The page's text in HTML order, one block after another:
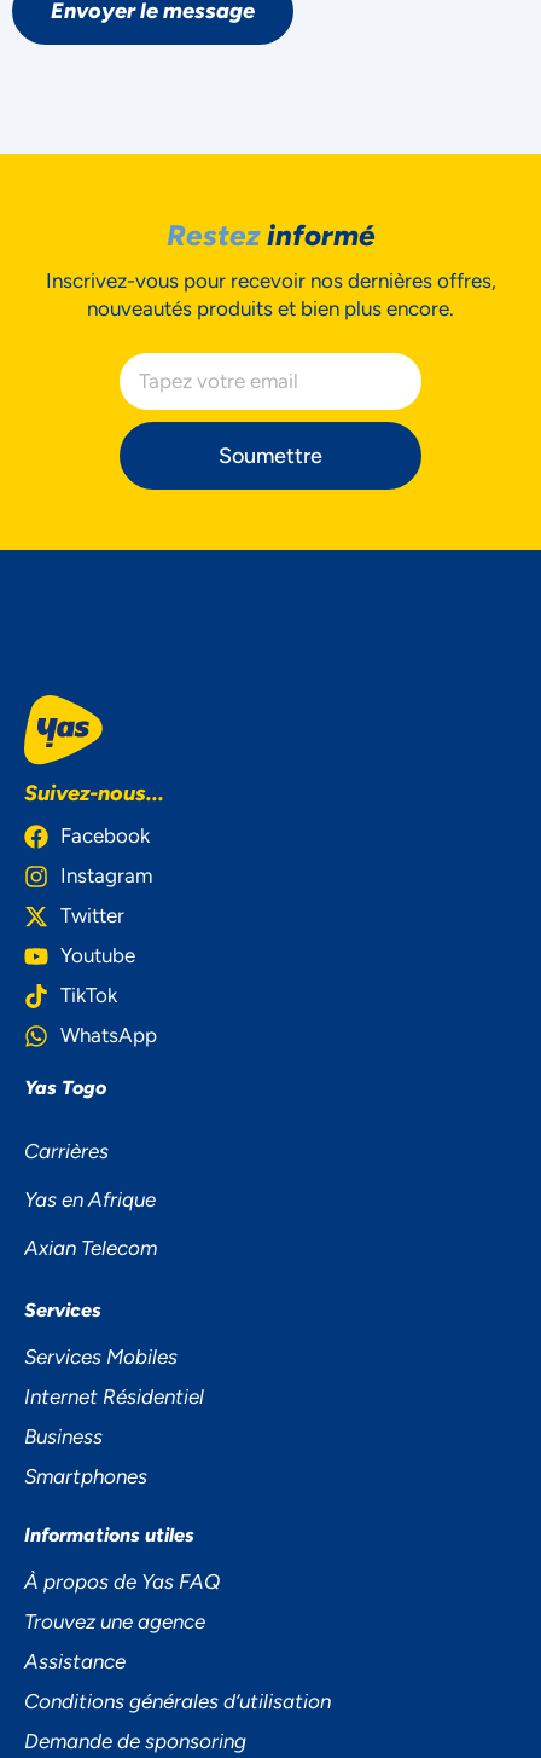
Envoyer le message
Restezinformé
Inscrivez-vous pour recevoir nos dernières offres,
nouveautés produits et bien plus encore.
Soumettre
Suivez-nous...
Facebook
Instagram
Twitter
Youtube
TikTok
WhatsApp
Yas Togo
Carrières
Yas en Afrique
Axian Telecom
Services
Services Mobiles
Internet Résidentiel
Business
Smartphones
Informations utiles
À propos de Yas FAQ
Trouvez une agence
Assistance
Conditions générales d’utilisation
Demande de sponsoring
L'IMPORTANCE À VOTRE VIE
Préférences